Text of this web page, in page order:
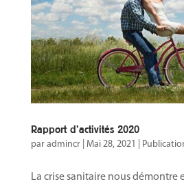
Rapport d’activités 2020
par admincr| Mai 28, 2021
La crise sanitaire nous démontre